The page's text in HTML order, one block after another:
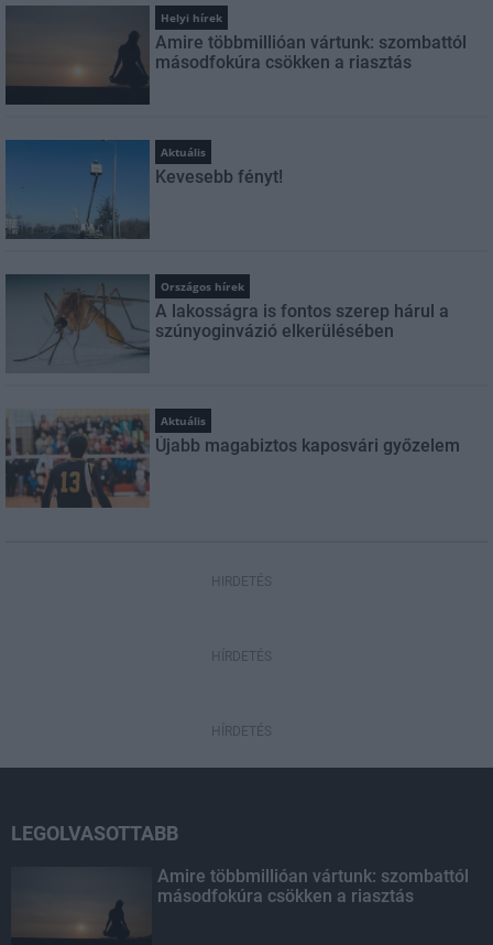
Helyi hírek
Amire többmillióan vártunk: szombattól
másodfokúra csökken a riasztás
Aktuális
Kevesebb fényt!
Országos hírek
A lakosságra is fontos szerep hárul a
szúnyoginvázió elkerülésében
Aktuális
Újabb magabiztos kaposvári győzelem
HIRDETÉS
HÍRDETÉS
HÍRDETÉS
LEGOLVASOTTABB
Amire többmillióan vártunk: szombattól
másodfokúra csökken a riasztás